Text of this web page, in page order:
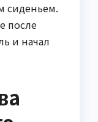
сиденьем.
после
и начал